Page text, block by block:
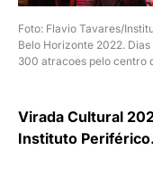
Foto: Flavio Tavares/
Belo Horizonte 2022.
300 atracoes pelo centro
Virada Cultural
Instituto Periférico.